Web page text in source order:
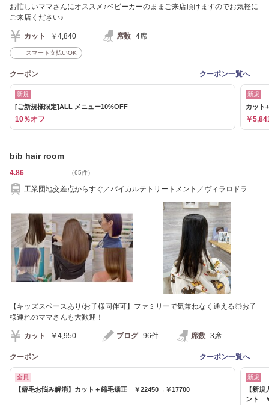
お忙しいママさんにオススメ♪ベビーカーのままご来店頂けますのでお気軽に
ご来店ください♪
カット ￥4,840 席数 4席
スマート支払いOK
クーポン クーポン一覧へ
新規
[ご新規様限定]ALL メニュー10%OFF
10％オフ
新規
カット
￥
bib hair room
4.86 （65件）
工業団地交差点からすぐ／バイカルテトリートメント／ヴィラロドラ
【キッズスペースあり/お子様同伴可】ファミリーで気兼ねなく通える◎お子
様連れのママさんも大歓迎！
カット ￥4,950 ブログ 96件 席数 3席
クーポン クーポン一覧へ
全員
【癖毛お悩み解消】カット＋縮毛矯正 ￥22450→￥17700
新規
【新
ント